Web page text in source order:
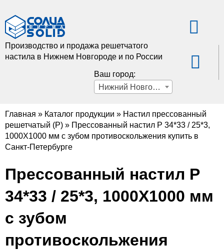
Производство и продажа решетчатого
настила в Нижнем Новгороде и по России
Ваш город:
Нижний Новгород
Главная » Каталог продукции » Настил прессованный
решетчатый (Р) » Прессованный настил Р 34*33 / 25*3,
1000X1000 мм с зубом противоскольжения купить в
Санкт-Петербурге
Прессованный настил Р
34*33 / 25*3, 1000X1000 мм
с зубом
противоскольжения